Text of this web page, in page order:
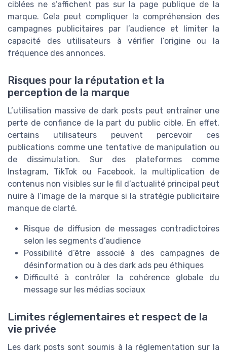
ciblées ne s’affichent pas sur la page publique de la
marque. Cela peut compliquer la compréhension des
campagnes publicitaires par l’audience et limiter la
capacité des utilisateurs à vérifier l’origine ou la
fréquence des annonces.
Risques pour la réputation et la
perception de la marque
L’utilisation massive de dark posts peut entraîner une
perte de confiance de la part du public cible. En effet,
certains utilisateurs peuvent percevoir ces
publications comme une tentative de manipulation ou
de dissimulation. Sur des plateformes comme
Instagram, TikTok ou Facebook, la multiplication de
contenus non visibles sur le fil d’actualité principal peut
nuire à l’image de la marque si la stratégie publicitaire
manque de clarté.
Risque de diffusion de messages contradictoires
selon les segments d’audience
Possibilité d’être associé à des campagnes de
désinformation ou à des dark ads peu éthiques
Difficulté à contrôler la cohérence globale du
message sur les médias sociaux
Limites réglementaires et respect de la
vie privée
Les dark posts sont soumis à la réglementation sur la